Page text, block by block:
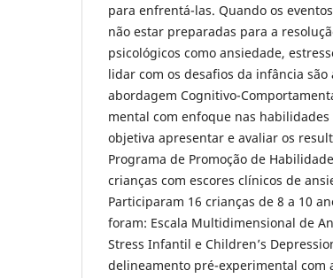
para enfrentá-las. Quando os
não estar preparadas para a
psicológicos como ansiedade,
lidar com os desafios da infância
abordagem Cognitivo-
mental com enfoque nas
objetiva apresentar e avaliar os
Programa de Promoção de
crianças com escores clínicos de
Participaram 16 crianças de 8 a 10
foram: Escala Multidimensional de
Stress Infantil e Children’s
delineamento pré-experimental com